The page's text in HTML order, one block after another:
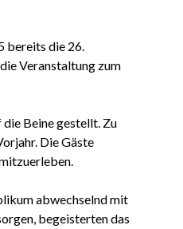
bereits die 26.
Veranstaltung zum
Beine gestellt. Zu
Die Gäste
abwechselnd mit
begeisterten das